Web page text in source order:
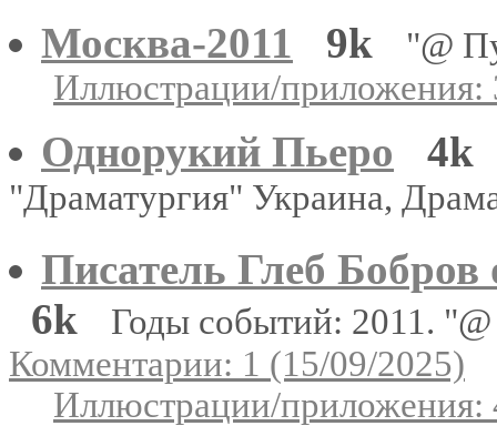
Москва-2011
9k
"@
Иллюстрации/приложения:
Однорукий Пьеро
4k
"Драматургия" Украина,
Писатель Глеб
6k
Годы событий: 2011.
Комментарии: 1 (15/09/2025)
Иллюстрации/приложения: